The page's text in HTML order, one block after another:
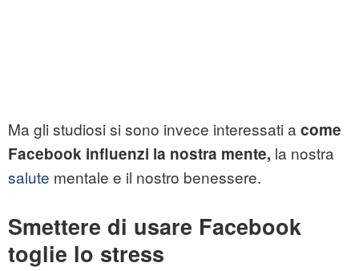
Ma gli studiosi si sono invece interessati a come
Facebook influenzi la nostra mente, la nostra
salute mentale e il nostro benessere.
Smettere di usare Facebook
toglie lo stress